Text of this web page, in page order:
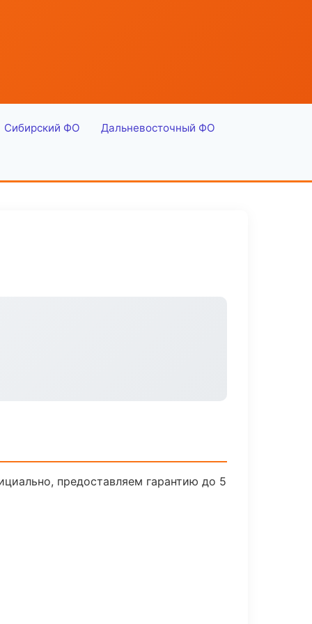
Сибирский ФО Дальневосточный ФО
предоставляем гарантию до 5